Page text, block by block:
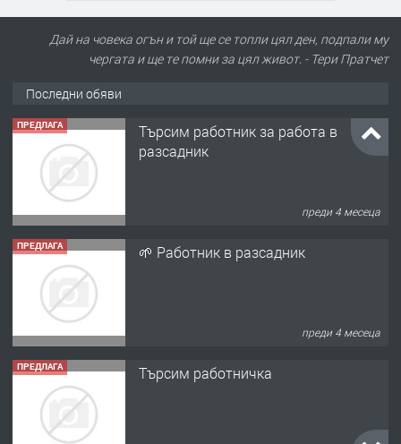
Дай на човека огън и той ще се топли цял ден, подпали му
чергата и ще те помни за цял живот. - Тери Пратчет
Последни обяви
ПРЕДЛАГА
Търсим работник за работа в
разсадник
преди 4 месеца
ПРЕДЛАГА 🌱 Работник в разсадник
преди 4 месеца
ПРЕДЛАГА Търсим работничка